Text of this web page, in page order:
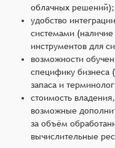
облачных решений);
удобство
системами (наличие
инструментов для
возможности
специфику бизнеса
запаса и
стоимость
возможные
за объём
вычислительные